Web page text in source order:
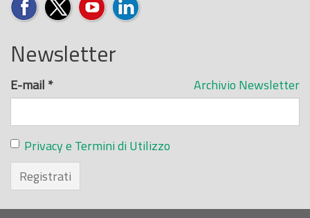
Newsletter
Archivio Newsletter
E-mail *
Privacy e Termini di Utilizzo
Registrati